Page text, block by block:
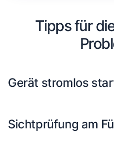
Tipps für
Gerät stromlos
Sichtprüfung am